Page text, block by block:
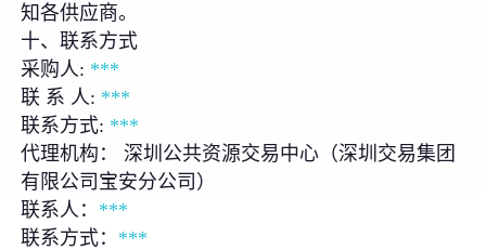
知各供应商。
十、联系方式
采购人: ***
联 系 人: ***
联系方式: ***
代理机构： 深圳公共资源交易中心（深圳交易集团
有限公司宝安分公司）
联系人： ***
联系方式： ***